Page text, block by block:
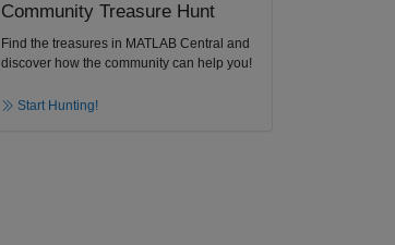
Community Treasure Hunt
Find the treasures in MATLAB Central and
discover how the community can help you!
Start Hunting!